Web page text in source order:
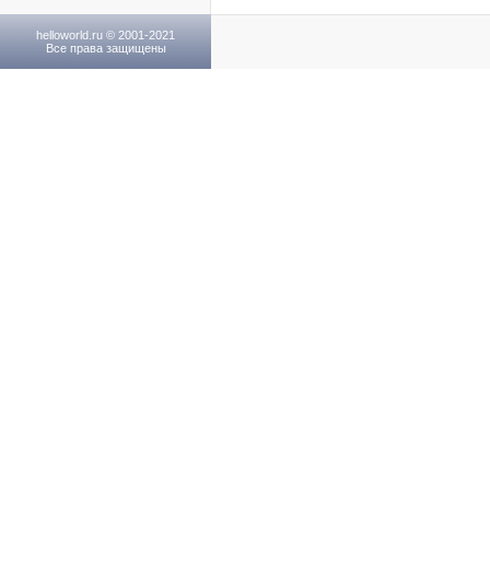
helloworld.ru © 2001-2021
Все права защищены